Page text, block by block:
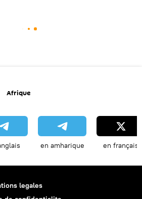
Afrique
en amharique en français
legales